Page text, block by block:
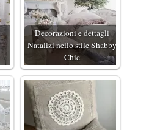
Decorazioni e dettagli
Natalizi nello stile Shabby
Chic